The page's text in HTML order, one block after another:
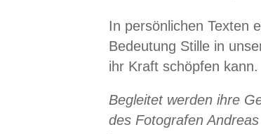
In persönlichen Texten
Bedeutung Stille in
ihr Kraft schöpfen kann.
Begleitet werden ihre
des Fotografen